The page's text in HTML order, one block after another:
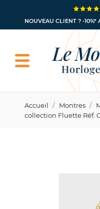
NOUVEAU CLIENT ? -10%*
Accueil Montres
collection Fluette Réf.